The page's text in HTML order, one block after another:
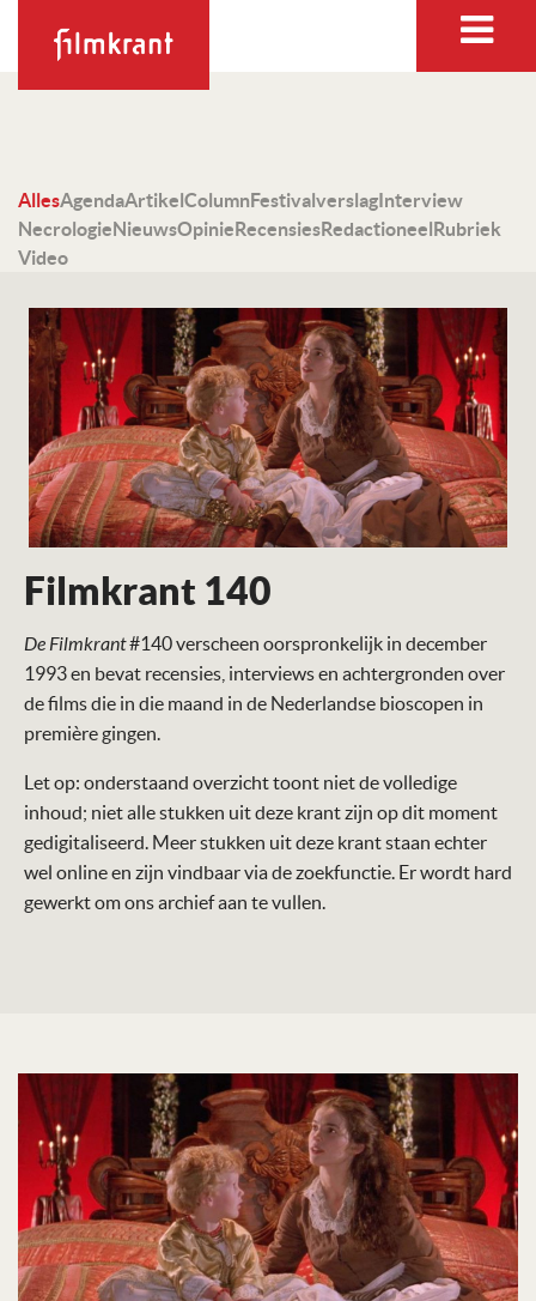
AllesAgendaArtikelColumnFestivalverslagInterview
NecrologieNieuwsOpinieRecensiesRedactioneelRubriek
Video
Filmkrant 140
De Filmkrant#140 verscheen oorspronkelijk in december
1993 en bevat recensies, interviews en achtergronden over
de films die in die maand in de Nederlandse bioscopen in
première gingen.
Let op: onderstaand overzicht toont niet de volledige
inhoud; niet alle stukken uit deze krant zijn op dit moment
gedigitaliseerd. Meer stukken uit deze krant staan echter
wel online en zijn vindbaar via de zoekfunctie. Er wordt hard
gewerkt om ons archief aan te vullen.